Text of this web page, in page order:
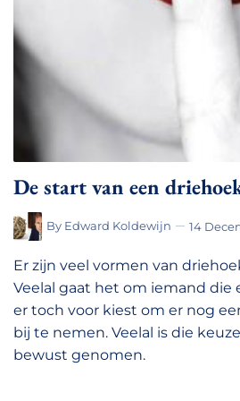
De start van een
By Edward Koldewijn 14
Er zijn veel vormen van
Veelal gaat het om iemand die
er toch voor kiest om er nog
bij te nemen. Veelal is die
bewust genomen.